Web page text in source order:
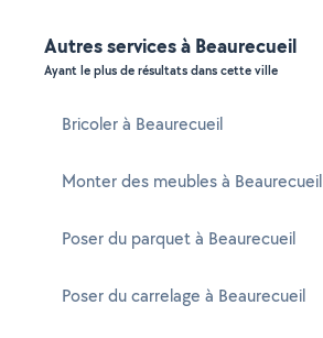
Autres services à Beaurecueil
Ayant le plus de résultats dans cette ville
Bricoler à Beaurecueil
Monter des meubles à Beaurecueil
Poser du parquet à Beaurecueil
Poser du carrelage à Beaurecueil